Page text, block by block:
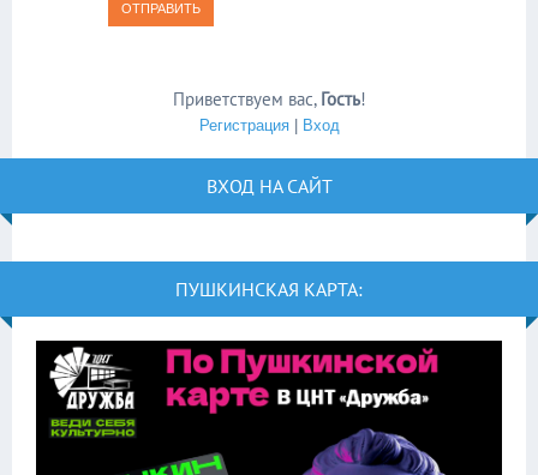
ОТПРАВИТЬ
Приветствуем вас, Гость!
Регистрация| Вход
ВХОД НА САЙТ
ПУШКИНСКАЯ КАРТА: